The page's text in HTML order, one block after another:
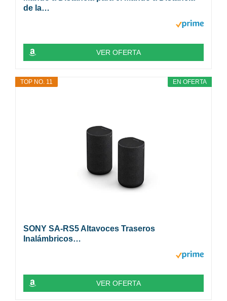
de la…
VER OFERTA
EN OFERTA
TOP NO. 11
SONY SA-RS5 Altavoces Traseros
Inalámbricos…
VER OFERTA